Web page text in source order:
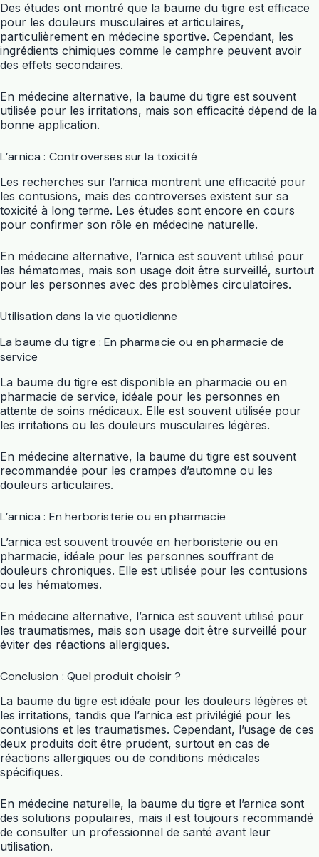
Des études ont montré que la baume du tigre est efficace
pour les douleurs musculaires et articulaires,
particulièrement en médecine sportive. Cependant, les
ingrédients chimiques comme le camphre peuvent avoir
des effets secondaires.
En médecine alternative, la baume du tigre est souvent
utilisée pour les irritations, mais son efficacité dépend de la
bonne application.
L’arnica : Controverses sur la toxicité
Les recherches sur l’arnica montrent une efficacité pour
les contusions, mais des controverses existent sur sa
toxicité à long terme. Les études sont encore en cours
pour confirmer son rôle en médecine naturelle.
En médecine alternative, l’arnica est souvent utilisé pour
les hématomes, mais son usage doit être surveillé, surtout
pour les personnes avec des problèmes circulatoires.
Utilisation dans la vie quotidienne
La baume du tigre : En pharmacie ou en pharmacie de
service
La baume du tigre est disponible en pharmacie ou en
pharmacie de service, idéale pour les personnes en
attente de soins médicaux. Elle est souvent utilisée pour
les irritations ou les douleurs musculaires légères.
En médecine alternative, la baume du tigre est souvent
recommandée pour les crampes d’automne ou les
douleurs articulaires.
L’arnica : En herboristerie ou en pharmacie
L’arnica est souvent trouvée en herboristerie ou en
pharmacie, idéale pour les personnes souffrant de
douleurs chroniques. Elle est utilisée pour les contusions
ou les hématomes.
En médecine alternative, l’arnica est souvent utilisé pour
les traumatismes, mais son usage doit être surveillé pour
éviter des réactions allergiques.
Conclusion : Quel produit choisir ?
La baume du tigre est idéale pour les douleurs légères et
les irritations, tandis que l’arnica est privilégié pour les
contusions et les traumatismes. Cependant, l’usage de ces
deux produits doit être prudent, surtout en cas de
réactions allergiques ou de conditions médicales
spécifiques.
En médecine naturelle, la baume du tigre et l’arnica sont
des solutions populaires, mais il est toujours recommandé
de consulter un professionnel de santé avant leur
utilisation.